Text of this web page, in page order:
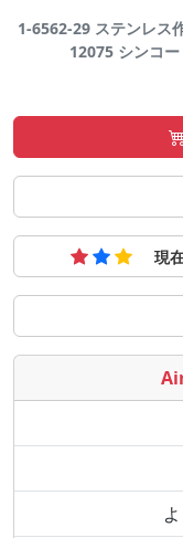
1-6562-29 ステンレス
12075 シンコ
現